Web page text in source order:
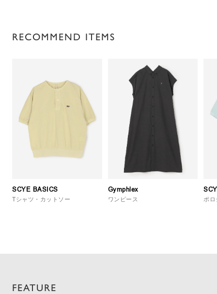
RECOMMEND ITEMS
SCYE BASICS
Tシャツ・カットソー
Gymphlex
ワンピース ポ
FEATURE